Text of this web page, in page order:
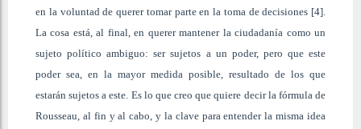
en la voluntad de querer tomar parte en la toma de decisiones [4].
La cosa está, al final, en querer mantener la ciudadanía como un
sujeto político ambiguo: ser sujetos a un poder, pero que este
poder sea, en la mayor medida posible, resultado de los que
estarán sujetos a este. Es lo que creo que quiere decir la fórmula de
Rousseau, al fin y al cabo, y la clave para entender la misma idea